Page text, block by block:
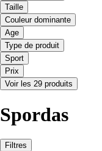
Taille
Couleur dominante
Age
Type de produit
Sport
Prix
Voir les 29 produits
Spordas
Filtres